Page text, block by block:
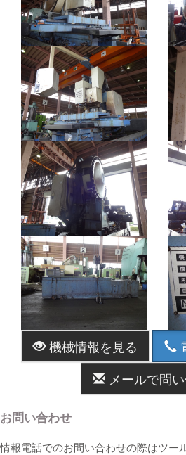
機械情報を見る
メールで問
お問い合わせ
情報電話でのお問い合わせの際はツー